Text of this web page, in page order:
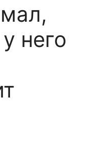
него